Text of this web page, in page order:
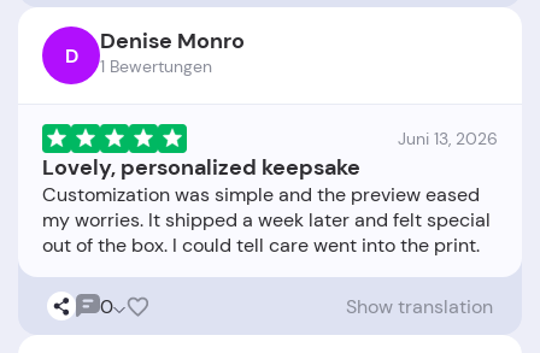
D Denise Monro
1 Bewertungen
Juni 13, 2026
Lovely, personalized keepsake
Customization was simple and the preview eased
my worries. It shipped a week later and felt special
0 Show translation